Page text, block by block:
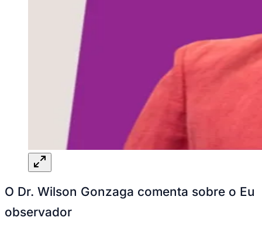
O Dr. Wilson Gonzaga comenta sobre o Eu
observador